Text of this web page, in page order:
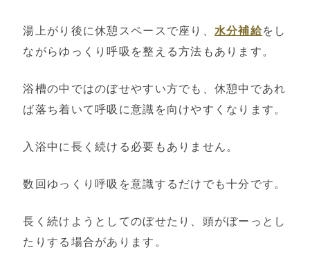
湯上がり後に休憩スペースで座り、 水分補給をし
ながらゆっくり呼吸を整える方法もあります。
浴槽の中ではのぼせやすい方でも、休憩中であれ
ば落ち着いて呼吸に意識を向けやすくなります。
入浴中に長く続ける必要もありません。
数回ゆっくり呼吸を意識するだけでも十分です。
長く続けようとしてのぼせたり、頭がぼーっとし
たりする場合があります。